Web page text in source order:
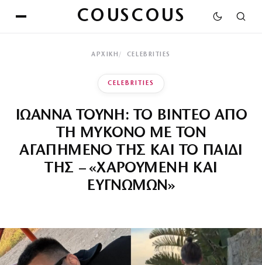
COUSCOUS
ΑΡΧΙΚΉ CELEBRITIES
CELEBRITIES
ΙΩΑΝΝΑ ΤΟΥΝΗ: ΤΟ ΒΙΝΤΕΟ ΑΠΟ
ΤΗ ΜΥΚΟΝΟ ΜΕ ΤΟΝ
ΑΓΑΠΗΜΕΝΟ ΤΗΣ ΚΑΙ ΤΟ ΠΑΙΔΙ
ΤΗΣ – «ΧΑΡΟΥΜΕΝΗ ΚΑΙ
ΕΥΓΝΩΜΩΝ»